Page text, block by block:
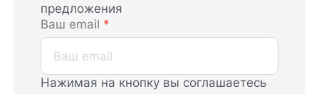
предложения
Ваш email *
Нажимая на кнопку вы соглашаетесь